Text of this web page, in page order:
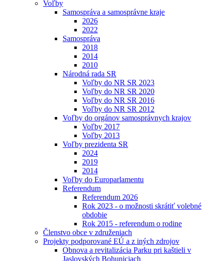
Voľby
Samospráva a samosprávne kraje
2026
2022
Samospráva
2018
2014
2010
Národná rada SR
Voľby do NR SR 2023
Voľby do NR SR 2020
Voľby do NR SR 2016
Voľby do NR SR 2012
Voľby do orgánov samosprávnych krajov
Voľby 2017
Voľby 2013
Voľby prezidenta SR
2024
2019
2014
Voľby do Europarlamentu
Referendum
Referendum 2026
Rok 2023 - o možnosti skrátiť volebné
obdobie
Rok 2015 - referendum o rodine
Členstvo obce v združeniach
Projekty podporované EÚ a z iných zdrojov
Obnova a revitalizácia Parku pri kaštieli v
Jaslovských Bohuniciach